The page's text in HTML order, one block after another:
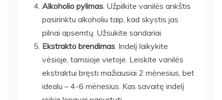
Alkoholio pylimas . Užpilkite vanilės ankštis
pasirinktu alkoholiu taip, kad skystis jas
pilnai apsemtų. Užsukite sandariai.
Ekstrakto brendimas . Indelį laikykite
vėsioje, tamsioje vietoje. Leiskite vanilės
ekstraktui bręsti mažiausiai 2 mėnesius, bet
idealu – 4-6 mėnesius. Kas savaitę indelį